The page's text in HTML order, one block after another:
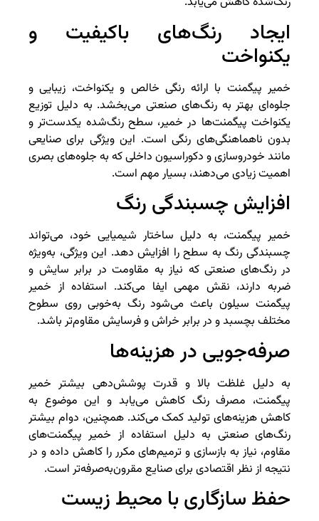
ایجاد رنگ‌های باکیفیت و
یکنواخت
خمیر پیگمنت با ارائه رنگی خالص و یکنواخت، زیبایی و
جلوه‌ای بهتر به رنگ‌های صنعتی می‌بخشد. به دلیل توزیع
یکنواخت پیگمنت‌ها در خمیر، سطح رنگ‌شده یکدست‌تر و
بدون ناهماهنگی‌های رنگی است. این ویژگی برای صنایعی
مانند خودروسازی و دکوراسیون داخلی که به جلوه‌های بصری
اهمیت زیادی می‌دهند، بسیار مهم است.
افزایش چسبندگی رنگ
خمیر پیگمنت، به دلیل ساختار شیمیایی خود، می‌تواند
چسبندگی رنگ به سطح را افزایش دهد. این ویژگی، به‌ویژه
در رنگ‌های صنعتی که نیاز به مقاومت در برابر سایش و
ضربه دارند، نقش مهمی ایفا می‌کند. استفاده از خمیر
پیگمنت سیلون باعث می‌شود رنگ به‌خوبی روی سطوح
مختلف بچسبد و در برابر خراش و فرسایش مقاوم‌تر باشد.
صرفه‌جویی در هزینه‌ها
به دلیل غلظت بالا و قدرت پوشش‌دهی بیشتر خمیر
پیگمنت، مصرف رنگ کاهش می‌یابد و این موضوع به
کاهش هزینه‌های تولید کمک می‌کند. همچنین، دوام بیشتر
رنگ‌های صنعتی به دلیل استفاده از خمیر پیگمنت‌های
مقاوم، نیاز به بازسازی و ترمیم‌های مکرر را کاهش داده و در
نتیجه از نظر اقتصادی برای صنایع مقرون‌به‌صرفه‌تر است.
حفظ سازگاری با محیط زیست